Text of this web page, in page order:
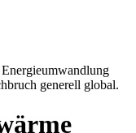
generell global.